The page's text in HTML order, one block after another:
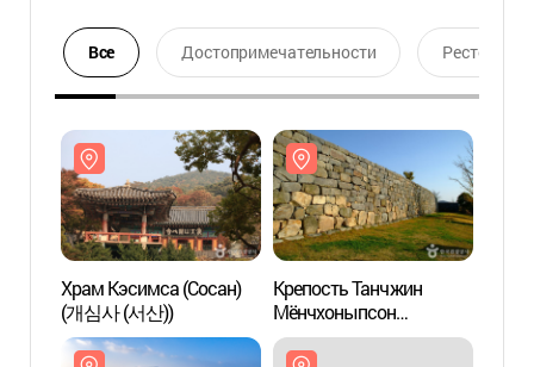
Все Достопримечательности Ресторан
Храм Кэсимса (Сосан)
(개심사 (서산))
Крепость Танчжин
Мёнчхоныпсон
(당진면천읍성)